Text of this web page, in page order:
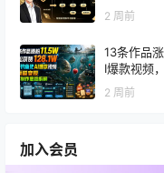
2 周前
13条作品
I爆款视频
2 周前
加入会员